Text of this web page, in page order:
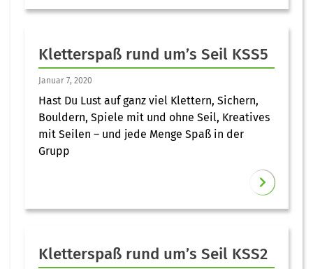
Kletterspaß rund um’s Seil KSS5
Januar 7, 2020
Hast Du Lust auf ganz viel Klettern, Sichern,
Bouldern, Spiele mit und ohne Seil, Kreatives
mit Seilen – und jede Menge Spaß in der
Grupp
Kletterspaß rund um’s Seil KSS2